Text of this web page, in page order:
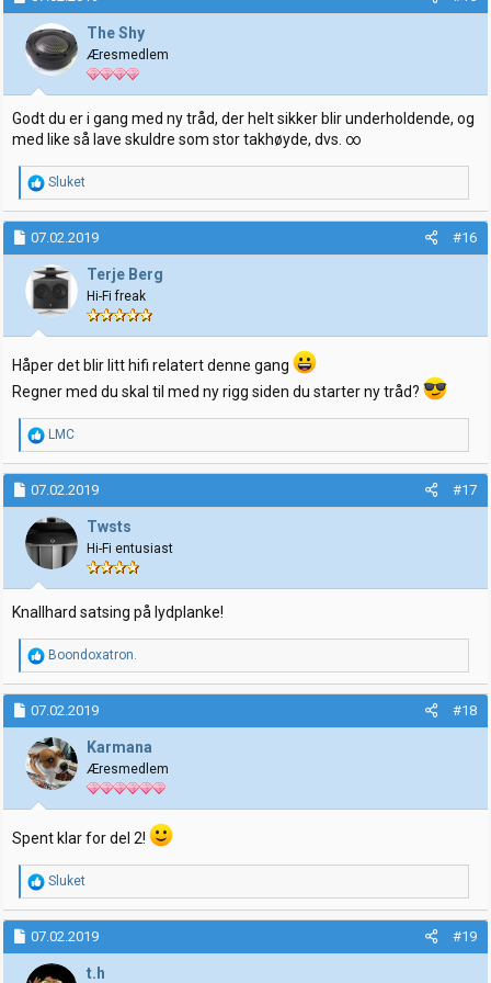
s
j
o
n
e
r
:
The Shy
Æresmedlem
Godt du er i gang med ny tråd, der helt sikker blir underholdende, og
med like så lave skuldre som stor takhøyde, dvs. ∞
R
e
a
k
s
j
o
n
e
r
Sluket
07.02.2019 #16
Terje Berg
Hi-Fi freak
Håper det blir litt hifi relatert denne gang
Regner med du skal til med ny rigg siden du starter ny tråd?
R
e
a
k
s
j
o
e
r
:
LMC
07.02.2019 #17
Twsts
Hi-Fi entusiast
Knallhard satsing på lydplanke!
R
e
a
k
s
j
o
n
e
r
:
Boondoxatron.
07.02.2019 #18
Karmana
Æresmedlem
Spent klar for del 2!
R
e
a
k
s
j
Sluket
07.02.2019 #19
t.h